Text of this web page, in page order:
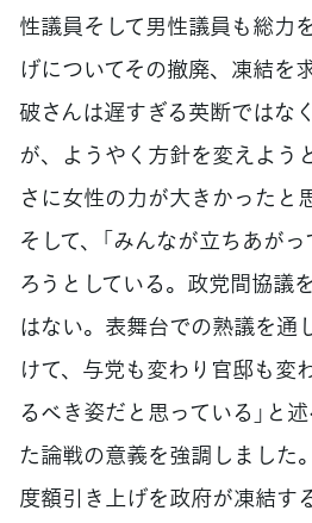
性議員そして男性議員も総力
げについてその撤廃、凍結を
破さんは遅すぎる英断ではな
が、ようやく方針を変えよう
さに女性の力が大きかったと
そして、「みんなが立ちあが
ろうとしている。政党間協議
はない。表舞台での熟議を通
けて、与党も変わり官邸も変
るべき姿だと思っている」と
た論戦の意義を強調しました
度額引き上げを政府が凍結す